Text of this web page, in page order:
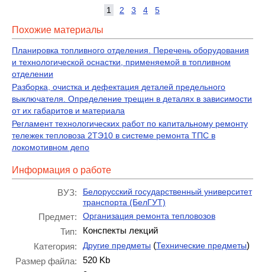
1 2 3 4 5
Похожие материалы
Планировка топливного отделения. Перечень оборудования
и технологической оснастки, применяемой в топливном
отделении
Разборка, очистка и дефектация деталей предельного
выключателя. Определение трещин в деталях в зависимости
от их габаритов и материала
Регламент технологических работ по капитальному ремонту
тележек тепловоза 2ТЭ10 в системе ремонта ТПС в
локомотивном депо
Информация о работе
ВУЗ:
Белорусский государственный университет
транспорта (БелГУТ)
Предмет: Организация ремонта тепловозов
Тип:
Конспекты лекций
Категория:
Другие предметы (Технические предметы)
Размер файла:
520 Kb